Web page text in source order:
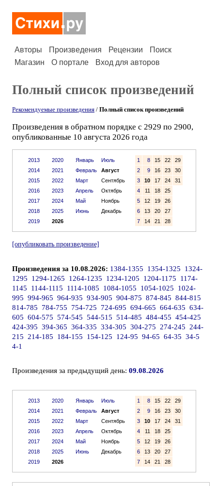
Авторы Произведения Рецензии
Поиск
Магазин
О портале Вход для авторов
Полный список произведений
Рекомендуемые произведения / Полный список произведений
Произведения в обратном порядке с 2929 по 2900,
опубликованные 10 августа 2026 года
2013
2014
2015
2016
2017
2018
2019
2020
2021
2022
2023
2024
2025
2026
Январь
Июль
Февраль
Август
Март
Сентябрь
Апрель
Октябрь
Май
Ноябрь
Июнь
Декабрь
1 8 15 22
29
2
9 16 23
30
3
10 17 24
31
4
11 18
25
5
12 19
26
6
13 20
27
7
14 21 28
[опубликовать произведение]
Произведения за 10.08.2026: 1384-1355 1354-1325
1324-
1295
1294-1265 1264-1235 1234-1205 1204-1175
1174-
1145
1144-1115 1114-1085 1084-1055 1054-1025
1024-
995 994-965 964-935 934-905 904-875 874-845 844-815
814-785
784-755 754-725 724-695 694-665 664-635 634-
605 604-575 574-545 544-515 514-485 484-455 454-425
424-395 394-365 364-335 334-305 304-275 274-245
244-
215
214-185 184-155 154-125 124-95 94-65 64-35 34-5
4-1
Произведения за предыдущий день: 09.08.2026
2013
2014
2015
2016
2017
2018
2019
2020
2021
2022
2023
2024
2025
2026
Январь
Июль
Февраль
Август
Март
Сентябрь
Апрель
Октябрь
Май
Ноябрь
Июнь
Декабрь
1 8 15 22
29
2
9 16 23
30
3
10 17 24
31
4
11 18
25
5
12 19
26
6
13 20
27
7
14 21 28